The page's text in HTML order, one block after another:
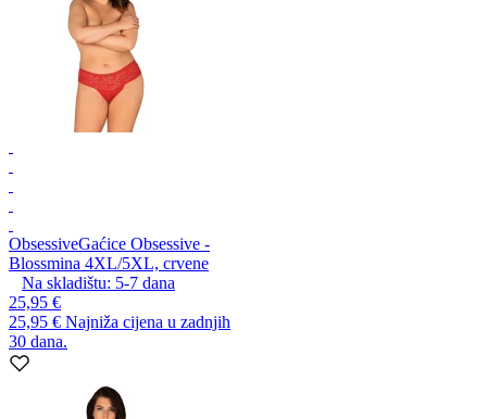
ObsessiveGaćice Obsessive -
Blossmina 4XL/5XL, crvene
Na skladištu: 5-7 dana
25,95 €
25,95 € Najniža cijena u zadnjih
30 dana.